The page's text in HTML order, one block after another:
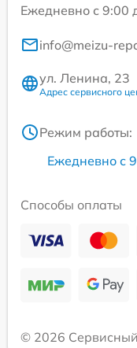
Ежедневно с 9:00
info@meizu-
ул. Ленина, 23
Адрес сервисного
Режим работы:
Ежедневно с
Способы оплаты
© 2026